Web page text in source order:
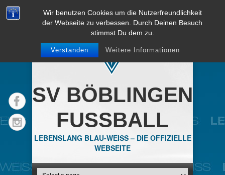
Wir benutzen Cookies um die Nutzerfreundlichkeit
der Webseite zu verbessen. Durch Deinen Besuch
stimmst Du dem zu.
Verstanden Weitere Informationen
SV BÖBLINGEN
FUSSBALL
LEBENSLANG BLAU-WEISS – DIE OFFIZIELLE
WEBSEITE